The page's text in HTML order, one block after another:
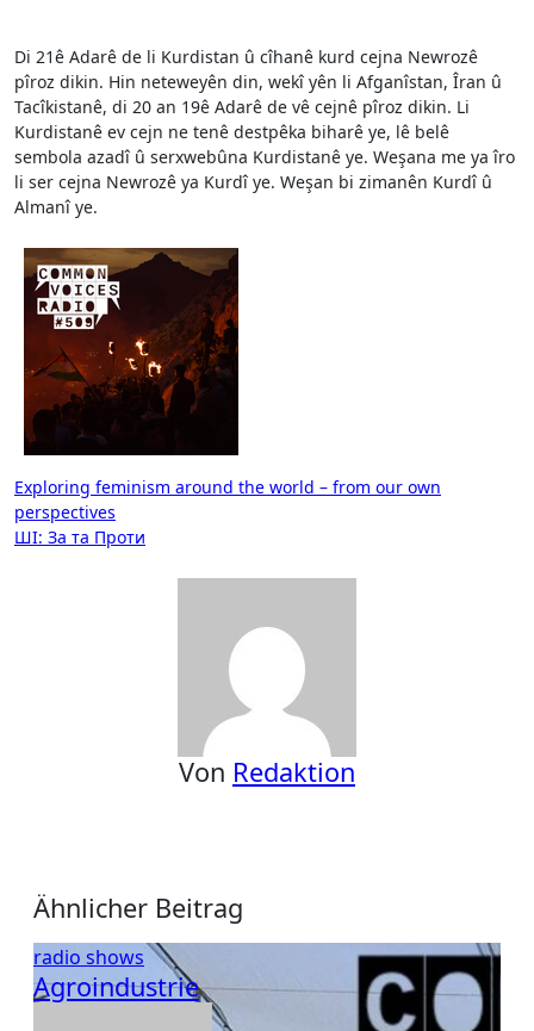
Di 21ê Adarê de li Kurdistan û cîhanê kurd cejna Newrozê
pîroz dikin. Hin neteweyên din, wekî yên li Afganîstan, Îran û
Tacîkistanê, di 20 an 19ê Adarê de vê cejnê pîroz dikin. Li
Kurdistanê ev cejn ne tenê destpêka biharê ye, lê belê
sembola azadî û serxwebûna Kurdistanê ye. Weşana me ya îro
li ser cejna Newrozê ya Kurdî ye. Weşan bi zimanên Kurdî û
Almanî ye.
Beitragsnavigation
Exploring feminism around the world – from our own
perspectives
ШІ: За та Проти
Von Redaktion
Ähnlicher Beitrag
radio shows
Agroindustrie